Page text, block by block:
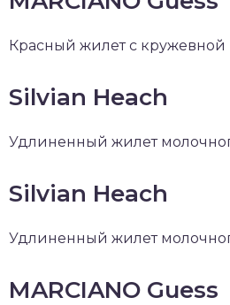
Красный жилет с кружевной
Silvian Heach
Удлиненный жилет
Silvian Heach
Удлиненный жилет
MARCIANO Guess